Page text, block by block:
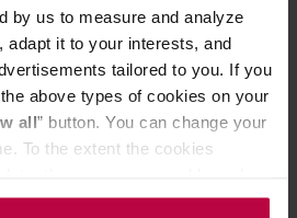
by us to measure and analyze
adapt it to your interests, and
tailored to you. If you
above types of cookies on your
all” button. You can change your
To the extent the cookies
ALL GOOD S.A., ul.
49,00 zł
Najniższa cena: 49,00 zł
28,99 zł